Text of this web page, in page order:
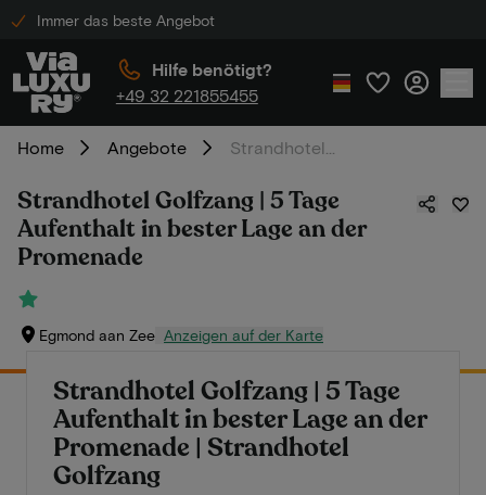
Immer das beste Angebot
Hilfe benötigt?
+49 32 221855455
Home Angebote
Strandhotel Golfzang | 5 Tage
Aufenthalt in bester Lage an der
Promenade
Egmond aan Zee Anzeigen auf der Karte
Strandhotel Golfzang | 5 Tage
Aufenthalt in bester Lage an der
Promenade | Strandhotel
Golfzang